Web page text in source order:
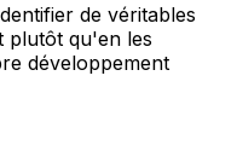
de véritables
plutôt qu'en les
développement